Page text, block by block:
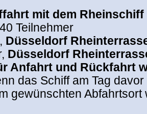
mit dem Rheinschiff
Teilnehmer
Düsseldorf
Düsseldorf
Anfahrt und Rückfahrt
das Schiff am Tag
gewünschten Abfahrtsort